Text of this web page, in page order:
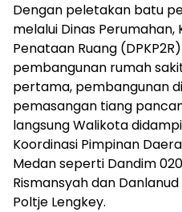
Dengan peletakan batu
melalui Dinas
Penataan Ruang
pembangunan rumah
pertama, pembangunan
pemasangan tiang
langsung Walikota
Koordinasi Pimpinan
Medan seperti Dandim
Rismansyah dan
Poltje Lengkey.